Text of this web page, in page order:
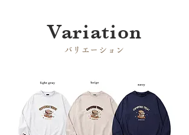
​Variation
​バリエーション